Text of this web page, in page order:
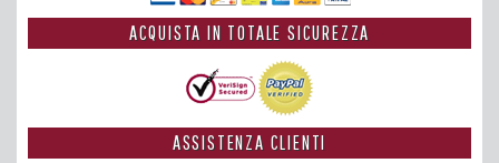
ACQUISTA IN TOTALE SICUREZZA
ASSISTENZA CLIENTI